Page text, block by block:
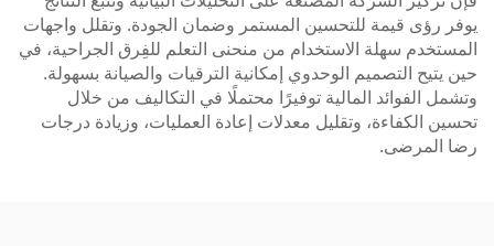
يوفر رؤى قيمة للتحسين المستمر وضمان الجودة. وتقلل واجهات
المستخدم سهلة الاستخدام من منحنى التعلم للفِرق الجراحية، في
حين يتيح التصميم الوحدوي إمكانية الترقيات والصيانة بسهولة.
وتشمل الفوائد المالية توفيرًا محتملًا في التكاليف من خلال
تحسين الكفاءة، وتقليل معدلات إعادة العمليات، وزيادة درجات
رضا المرضى.